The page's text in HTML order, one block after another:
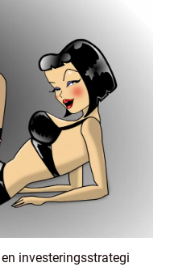
investeringsstrategi